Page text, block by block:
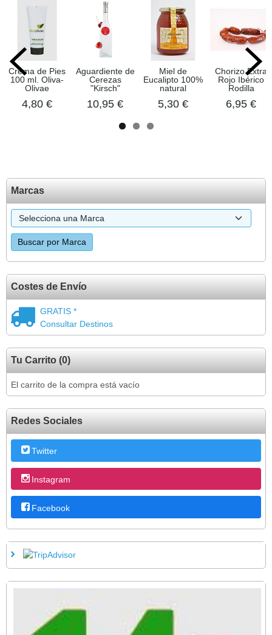
Marcas
Costes de Envío
GRATIS *
Consultar Destinos
Tu Carrito (0)
El carrito de la compra está vacío
Redes Sociales
Twitter
Instagram
Facebook
Crema de Pies
100 ml. Oliva-
Olivae
4,80 €
Aguardiente de
Cerezas
"Kirsch"
10,95 €
Miel de
Eucalipto 100%
natural
5,30 €
Chorizo Extra
Rojo Ibérico
Rodilla
6,95 €